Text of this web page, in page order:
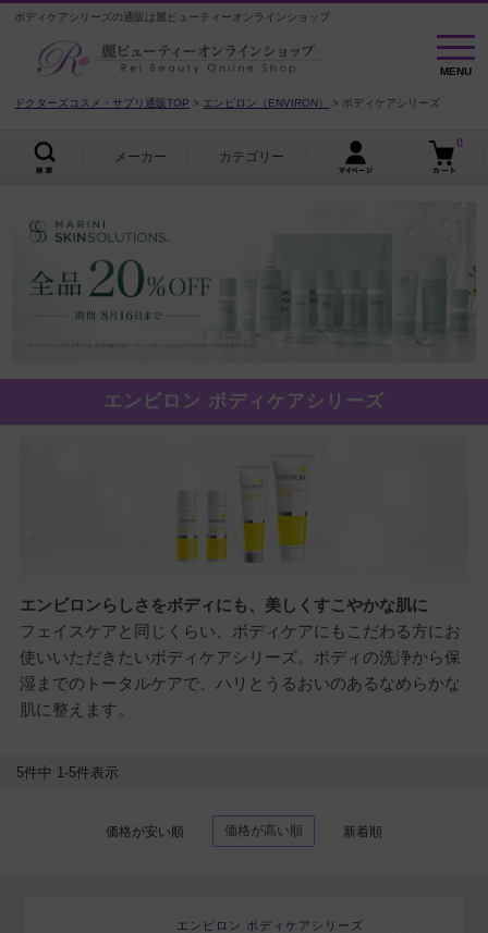
ボディケアシリーズの通販は麗ビューティーオンラインショップ
MENU
MENU
ドクターズコスメ・サプリ通販TOP エンビロン（ENVIRON） ボディケアシリーズ
メーカー カテゴリー
0
エンビロン ボディケアシリーズ
エンビロンらしさをボディにも、美しくすこやかな肌に
フェイスケアと同じくらい、ボディケアにもこだわる方にお
使いいただきたいボディケアシリーズ。ボディの洗浄から保
湿までのトータルケアで、ハリとうるおいのあるなめらかな
肌に整えます。
価格が安い順 価格が高い順 新着順
5件中 1-5件表示
エンビロン ボディケアシリーズ